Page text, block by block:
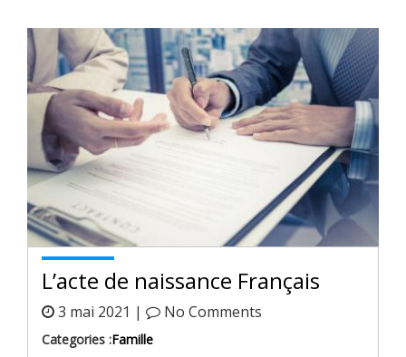
L’acte de naissance Français
3 mai 2021 | No Comments
Categories :Famille